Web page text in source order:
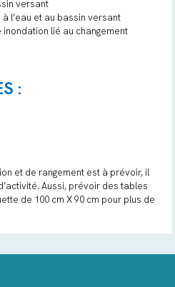
versant
l’eau et au bassin versant
lié au changement
:
et de rangement est à prévoir, il
Aussi, prévoir des tables
de 100 cm X 90 cm pour plus de